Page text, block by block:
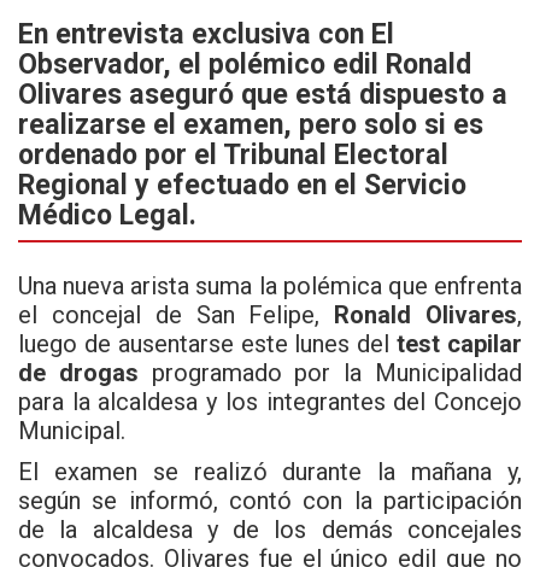
ce
b
o
o
k
tt
er
at
s
A
p
p
En entrevista exclusiva con El
Observador, el polémico edil Ronald
Olivares aseguró que está dispuesto a
realizarse el examen, pero solo si es
ordenado por el Tribunal Electoral
Regional y efectuado en el Servicio
Médico Legal.
Una nueva arista suma la polémica que enfrenta
el concejal de San Felipe, Ronald Olivares,
luego de ausentarse este lunes deltest capilar
de drogas programado por la Municipalidad
para la alcaldesa y los integrantes del Concejo
Municipal.
El examen se realizó durante la mañana y,
según se informó, contó con la participación
de la alcaldesa y de los demás concejales
convocados. Olivares fue el único edil que no